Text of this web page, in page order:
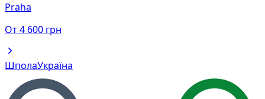
Praha
От4 600 грн
ШполаУкраїна